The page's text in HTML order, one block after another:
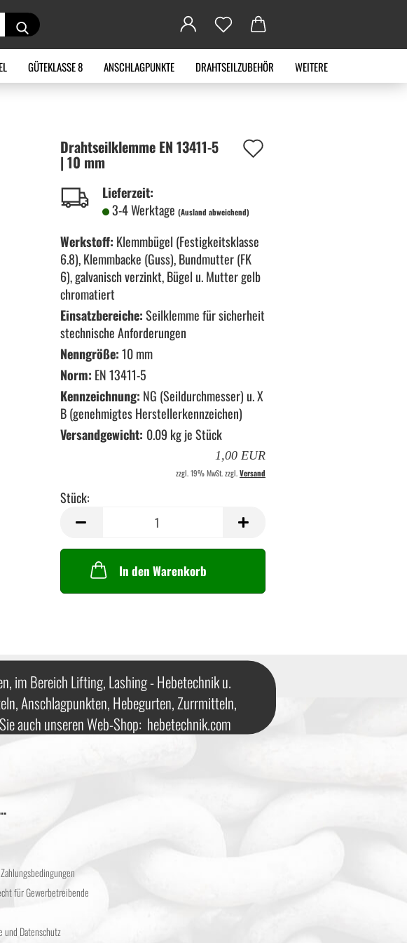
Suche...
GÜTEKLASSE 8 ANSCHLAGPUNKTE DRAHTSEILZUBEHÖR WEITERE
Draht­seil­klem­me EN 13411-​5
| 10 mm
Lieferzeit:
3-4 Werktage (Ausland abweichend)
Werkstoff: Klemmbügel (Festigkeitsklasse
6.8), Klemmbacke (Guss), Bundmutter (FK
6), galvanisch verzinkt, Bügel u. Mutter gelb
chromatiert
Einsatzbereiche:Seilklemme für sicherheit
stechnische Anforderungen
Nenngröße:10 mm
Norm: EN 13411-5
Kennzeichnung: NG (Seildurchmesser) u. X
B (genehmigtes Herstellerkennzeichen)
Versandgewicht: 0.09 kg je Stück
1,00 EUR
zzgl. 19% MwSt. zzgl.Versand
Stück:
Stück
In den Warenkorb
im Bereich Lifting, Lashing - Hebetechnik u.
Anschlagpunkten, Hebegurten, Zurrmitteln,
auch unseren Web-Shop: hebetechnik.com
für Gewerbetreibende
und Datenschutz